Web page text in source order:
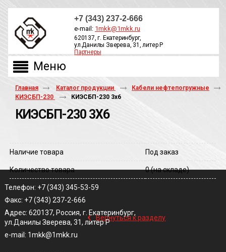
+7 (343) 237-2-666
e-mail: 1mkk@1mkk.ru
620137, г. Екатеринбург,
ул.Данилы Зверева, 31, литер Р
Партнеры
Главная Каталог продукции
Кабели нефтепогружные
КИЭСБП-230
КИЭСБП-230 3х6
КИЭСБП-230 3Х6
Наличие товара Под заказ
Количество товара 0(на складе)
‹ Вернуться к разделу
Телефон: +7 (343) 345-53-59
Факс: +7 (343) 237-2-666
Адрес: 620137, Россия, г. Екатеринбург,
ул.Данилы Зверева, 31, литер Р
e-mail: 1mkk@1mkk.ru